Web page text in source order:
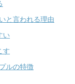
と言われる理由
い
す
ルの特徴